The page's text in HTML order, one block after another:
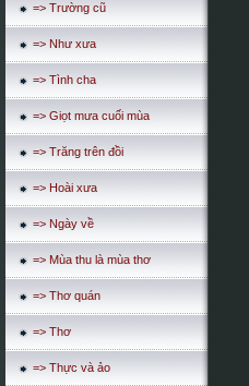
=> Trường cũ
=> Như xưa
=> Tình cha
=> Giọt mưa cuối mùa
=> Trăng trên đồi
=> Hoài xưa
=> Ngày về
=> Mùa thu là mùa thơ
=> Thơ quán
=> Thơ
=> Thực và ảo